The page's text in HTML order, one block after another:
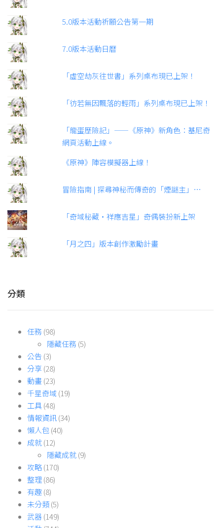
5.0版本活動祈願公告第一期
7.0版本活動日曆
「虛空劫灰往世書」系列桌布現已上架！
「彷若無因飄落的輕雨」系列桌布現已上架！
「龍蛋歷險記」——《原神》新角色：基尼奇
網頁活動上線。
《原神》陣容模擬器上線！
冒險指南 | 探尋神秘而傳奇的「煙謎主」…
「奇域秘藏·祥應吉星」奇偶裝扮新上架
「月之四」版本創作激勵計畫
分類
任務 (98)
隱藏任務 (5)
公告 (3)
分享(28)
動畫(23)
千星奇域 (19)
工具(48)
情報資訊(34)
懶人包(40)
成就(12)
隱藏成就(9)
攻略(170)
整理(86)
有趣(8)
未分類(5)
武器(149)